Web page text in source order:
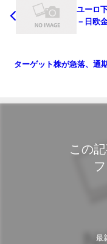
ユーロ
－日欧
ターゲット株が急落、通
この
最